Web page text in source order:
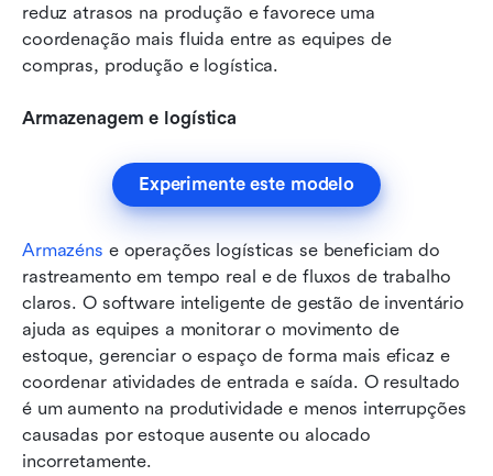
reduz atrasos na produção e favorece uma
coordenação mais fluida entre as equipes de
compras, produção e logística.
Armazenagem e logística
Experimente este modelo
Armazéns e operações logísticas se beneficiam do
rastreamento em tempo real e de fluxos de trabalho
claros. O software inteligente de gestão de inventário
ajuda as equipes a monitorar o movimento de
estoque, gerenciar o espaço de forma mais eficaz e
coordenar atividades de entrada e saída. O resultado
é um aumento na produtividade e menos interrupções
causadas por estoque ausente ou alocado
incorretamente.